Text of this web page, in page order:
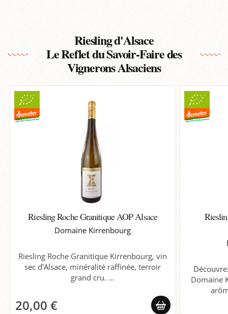
Riesling d'Alsace
Le Reflet du Savoir-Faire des
Vignerons Alsaciens
Riesling Roche Granitique AOP Alsace
Domaine Kirrenbourg
Riesling Roche Granitique Kirrenbourg, vin
sec d’Alsace, minéralité raffinée, terroir
grand cru. ...
20,00 €
Domaine